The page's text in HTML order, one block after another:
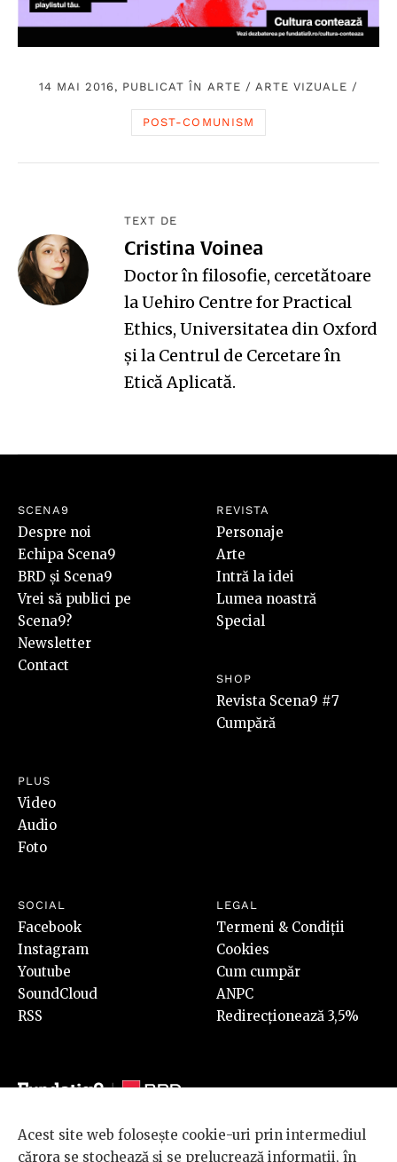
14 MAI 2016, PUBLICAT ÎN ARTE / ARTE VIZUALE /
POST-COMUNISM
TEXT DE
Cristina Voinea
Doctor în filosofie, cercetătoare
laUehiro Centre for Practical
Ethics, Universitatea din Oxford
și la Centrul de Cercetare în
Etică Aplicată.
SCENA9
Despre noi
Echipa Scena9
BRD și Scena9
Vrei să publici pe
Scena9?
Newsletter
Contact
REVISTA
Personaje
Arte
Intră la idei
Lumea noastră
Special
SHOP
Revista Scena9 #7
Cumpără
PLUS
Video
Audio
Foto
SOCIAL
Facebook
Instagram
Youtube
SoundCloud
RSS
LEGAL
Termeni & Condiții
Cookies
Cum cumpăr
ANPC
Redirecționează 3,5%
© 2026 BRD Groupe Société Générale, toate drepturile rezervate.
Acest site web folosește cookie-uri prin intermediul
cărora se stochează și se prelucrează informații, în